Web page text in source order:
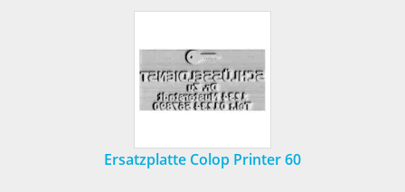
Ersatzplatte Colop Printer 60